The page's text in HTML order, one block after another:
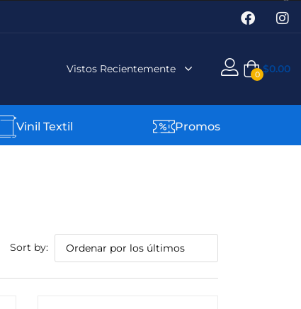
Vistos Recientemente 0 $0.00
Vinil Textil Promos
Sort by: